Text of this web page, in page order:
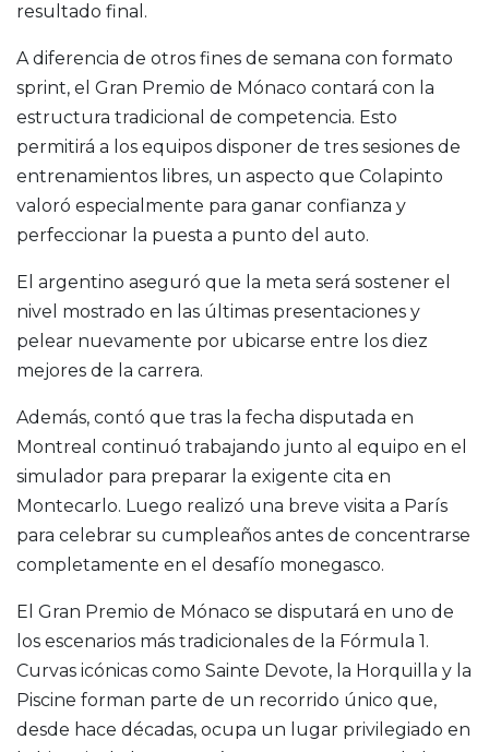
resultado final.
A diferencia de otros fines de semana con formato
sprint, el Gran Premio de Mónaco contará con la
estructura tradicional de competencia. Esto
permitirá a los equipos disponer de tres sesiones de
entrenamientos libres, un aspecto que Colapinto
valoró especialmente para ganar confianza y
perfeccionar la puesta a punto del auto.
El argentino aseguró que la meta será sostener el
nivel mostrado en las últimas presentaciones y
pelear nuevamente por ubicarse entre los diez
mejores de la carrera.
Además, contó que tras la fecha disputada en
Montreal continuó trabajando junto al equipo en el
simulador para preparar la exigente cita en
Montecarlo. Luego realizó una breve visita a París
para celebrar su cumpleaños antes de concentrarse
completamente en el desafío monegasco.
El Gran Premio de Mónaco se disputará en uno de
los escenarios más tradicionales de la Fórmula 1.
Curvas icónicas como Sainte Devote, la Horquilla y la
Piscine forman parte de un recorrido único que,
desde hace décadas, ocupa un lugar privilegiado en